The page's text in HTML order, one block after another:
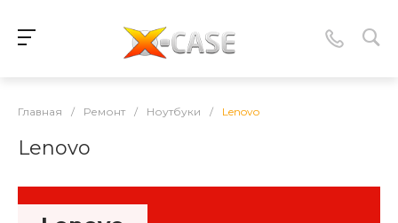
Главная / Ремонт / Ноутбуки / Lenovo
Lenovo